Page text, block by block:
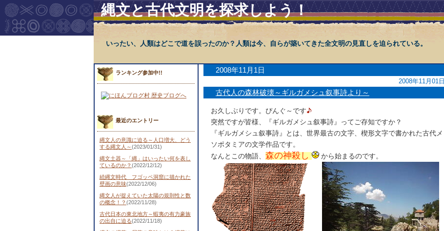
縄文と古代文明を探求しよう！
いったい、人類はどこで道を誤ったのか？人類は今、自らが築いてきた全文明の見直しを迫られている。
ランキング参加中!!
最近のエントリー
縄文人の意識に迫る～人口増大、どう
する縄文人～(2023/01/31)
縄文土器～「縄」はいったい何を表し
ているのか？ (2022/12/12)
続縄文時代 フゴッペ洞窟に描かれた
壁画の意味(2022/12/06)
縄文人が捉えていた太陽の規則性と数
の概念！？ (2022/11/28)
古代日本の東北地方～蝦夷の有力豪族
の出自に迫る(2022/11/18)
2008年11月1日
2008年11月01日
古代人の森林破壊～ギルガメシュ叙事詩より～
お久しぶりです。ぴんぐ～です
突然ですが皆様、『ギルガメシュ叙事詩』ってご存知ですか？
『ギルガメシュ叙事詩』とは、世界最古の文字、楔形文字で書かれた古代メ
ソポタミアの文学作品です。
なんとこの物語、 森の神殺し から始まるのです。